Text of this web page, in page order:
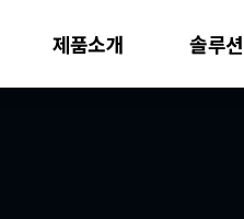
제품소개 솔루션